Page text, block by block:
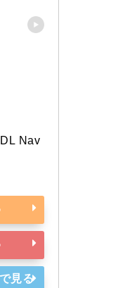
Nav
見る